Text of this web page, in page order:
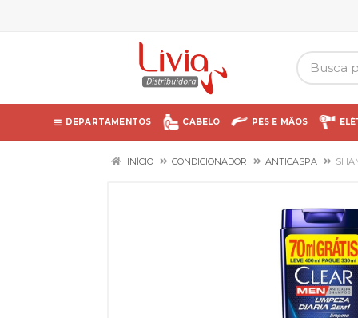
DEPARTAMENTOS CABELO PÉS E MÃOS
INÍCIO CONDICIONADOR ANTICASPA